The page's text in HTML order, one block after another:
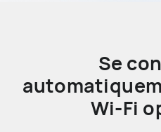
Se
Wi-Fi